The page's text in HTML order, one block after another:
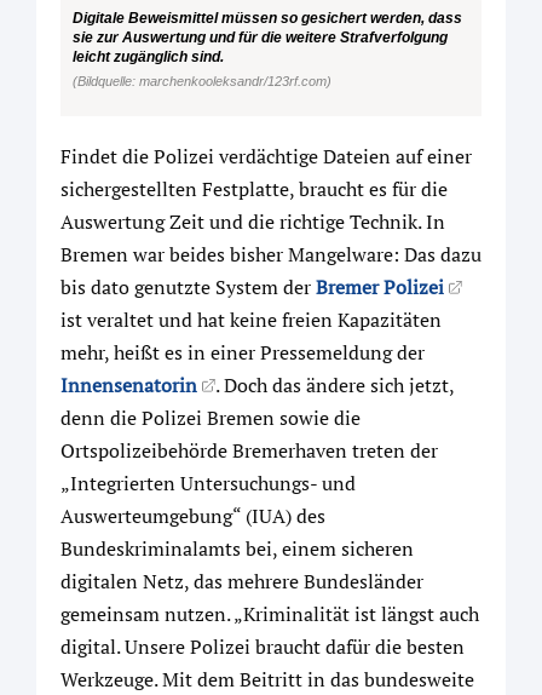
Digitale Beweismittel müssen so gesichert werden, dass
sie zur Auswertung und für die weitere Strafverfolgung
leicht zugänglich sind.
(Bildquelle: marchenkooleksandr/123rf.com)
Findet die Polizei verdächtige Dateien auf einer
sichergestellten Festplatte, braucht es für die
Auswertung Zeit und die richtige Technik. In
Bremen war beides bisher Mangelware: Das dazu
bis dato genutzte System derBremer Polizei
ist veraltet und hat keine freien Kapazitäten
mehr, heißt es in einer Pressemeldung der
Innensenatorin
. Doch das ändere sich jetzt,
denn die Polizei Bremen sowie die
Ortspolizeibehörde Bremerhaven treten der
„Integrierten Untersuchungs- und
Auswerteumgebung“ (IUA) des
Bundeskriminalamts bei, einem sicheren
digitalen Netz, das mehrere Bundesländer
gemeinsam nutzen. „Kriminalität ist längst auch
digital. Unsere Polizei braucht dafür die besten
Werkzeuge. Mit dem Beitritt in das bundesweite